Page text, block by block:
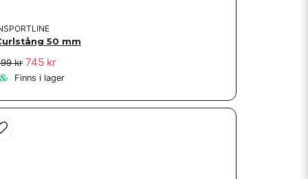
50 mm
kr 745 kr
Finns i lager